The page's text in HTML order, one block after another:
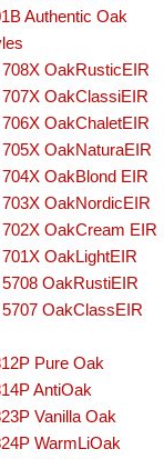
Authentic Oak
OakRusticEIR
OakClassiEIR
OakChaletEIR
OakNaturaEIR
OakBlond EIR
OakNordicEIR
OakCream EIR
OakLightEIR
OakRustiEIR
OakClassEIR
Pure Oak
AntiOak
Vanilla Oak
WarmLiOak